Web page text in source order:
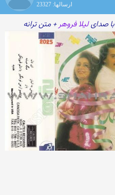
ارسالها: 23327
با صدایلیلا فروهر+ متن ترانه